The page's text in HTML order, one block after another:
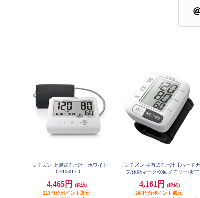
シチズン 上腕式血圧計 ホワイト
CHU501-CC
4,465円
(税込)
223円分ポイント還元
シチズン 手首式血圧計【ハードカ
フ/体動マーク/60回メモリー/脈間
収納ケース付/充電池対応】 CHWL
350
4,161円
(税込)
208円分ポイント還元